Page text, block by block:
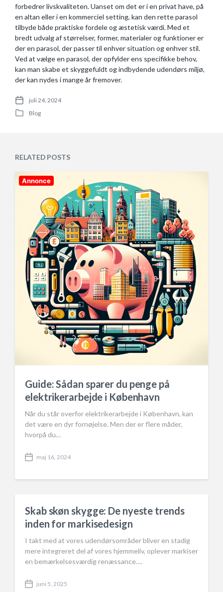
forbedrer livskvaliteten. Uanset om det er i en privat have, på
en altan eller i en kommerciel setting, kan den rette parasol
tilbyde både praktiske fordele og æstetisk værdi. Med et
bredt udvalg af størrelser, former, materialer og funktioner er
der en parasol, der passer til enhver situation og enhver stil.
Ved at vælge en parasol, der opfylder ens specifikke behov,
kan man skabe et skyggefuldt og indbydende udendørs miljø,
der kan nydes i mange år fremover.
P
t
juli 24, 2024
P
d
i
Blog
RELATED POSTS
Annonce
Guide: Sådan sparer du penge på
elektrikerarbejde i København
Når du står overfor elektrikerarbejde i København, kan
det være en dyr fornøjelse. Men der er flere måder,
hvorpå du…
P
s
a
t
e
maj 16, 2024
Skab skøn skygge: De nyeste trends
inden for markisedesign
I takt med at vores udendørsområder bliver en stadig
mere integreret del af vores hjemmeliv, oplever markiser
en bemærkelsesværdig renæssance….
P
juni 5, 2025